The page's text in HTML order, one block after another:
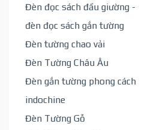
Đèn đọc sách đầu giường -
đèn đọc sách gắn tường
Đèn tường chao vải
Đèn Tường Châu Âu
Đèn gắn tường phong cách
indochine
Đèn Tường Gỗ